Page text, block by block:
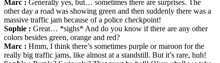
Marc : Generally yes, but… sometimes there are surprises. The
other day a road was showing green and then suddenly there was a
massive traffic jam because of a police checkpoint!
Sophie : Great… *sighs* And do you know if there are any other
colors besides green, orange and red?
Marc : Hmm, I think there’s sometimes purple or maroon for the
really big traffic jams, like almost at a standstill. But it’s rare, huh!